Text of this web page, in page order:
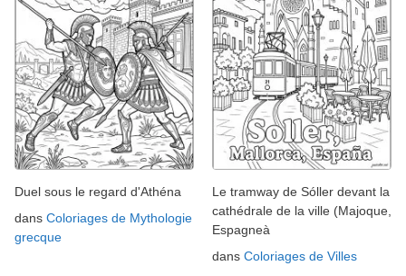
Duel sous le regard d'Athéna
dans Coloriages de Mythologie
grecque
Le tramway de Sóller devant la
cathédrale de la ville (Majoque,
Espagneà
dans Coloriages de Villes